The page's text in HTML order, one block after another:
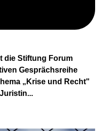
die Stiftung Forum
Gesprächsreihe
„Krise und Recht"